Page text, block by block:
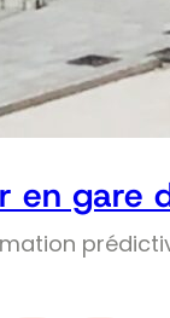
en gare